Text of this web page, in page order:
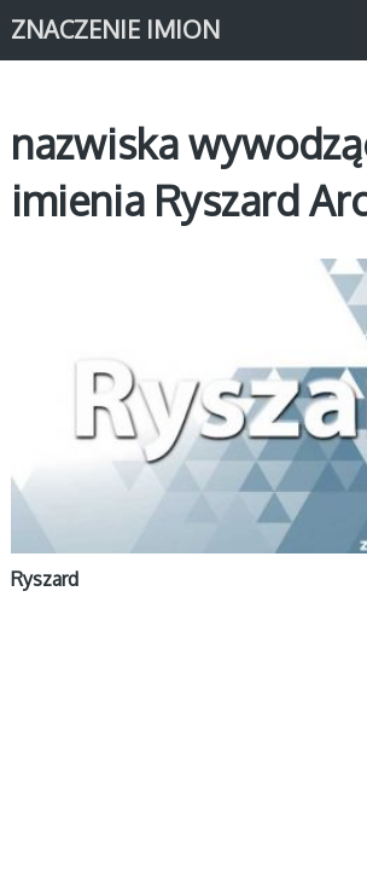
ZNACZENIE IMION
nazwiska
imienia Ryszard
Ryszard